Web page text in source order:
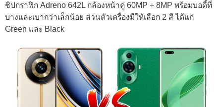
ชิปกราฟิก Adreno 642L กล้องหน้าคู่ 60MP + 8MP พร้อมบอดี้ที่
บางและเบากว่าเล็กน้อย ส่วนตัวเครื่องมีให้เลือก 2 สี ได้แก่
Green และ Black